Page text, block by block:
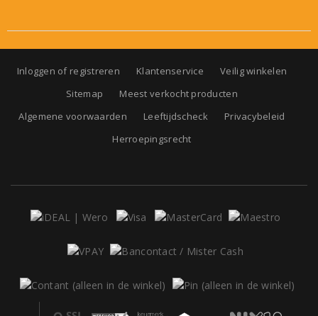
Inloggen of registreren Klantenservice
Veilig winkelen
Sitemap
Meest verkocht producten
Algemene voorwaarden
Leeftijdscheck
Privacybeleid
Herroepingsrecht